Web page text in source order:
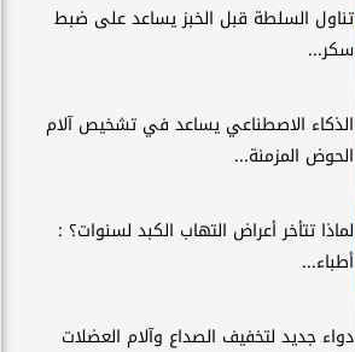
تناول السلطة قبل الخبز يساعد على ضبط
سكر...
الذكاء الاصطناعي يساعد في تشخيص آلام
الحوض المزمنة...
لماذا تتأخر أعراض التهاب الكبد لسنوات؟ :
أطباء...
دواء جديد لتخفيف الصداع وآلام العضلات